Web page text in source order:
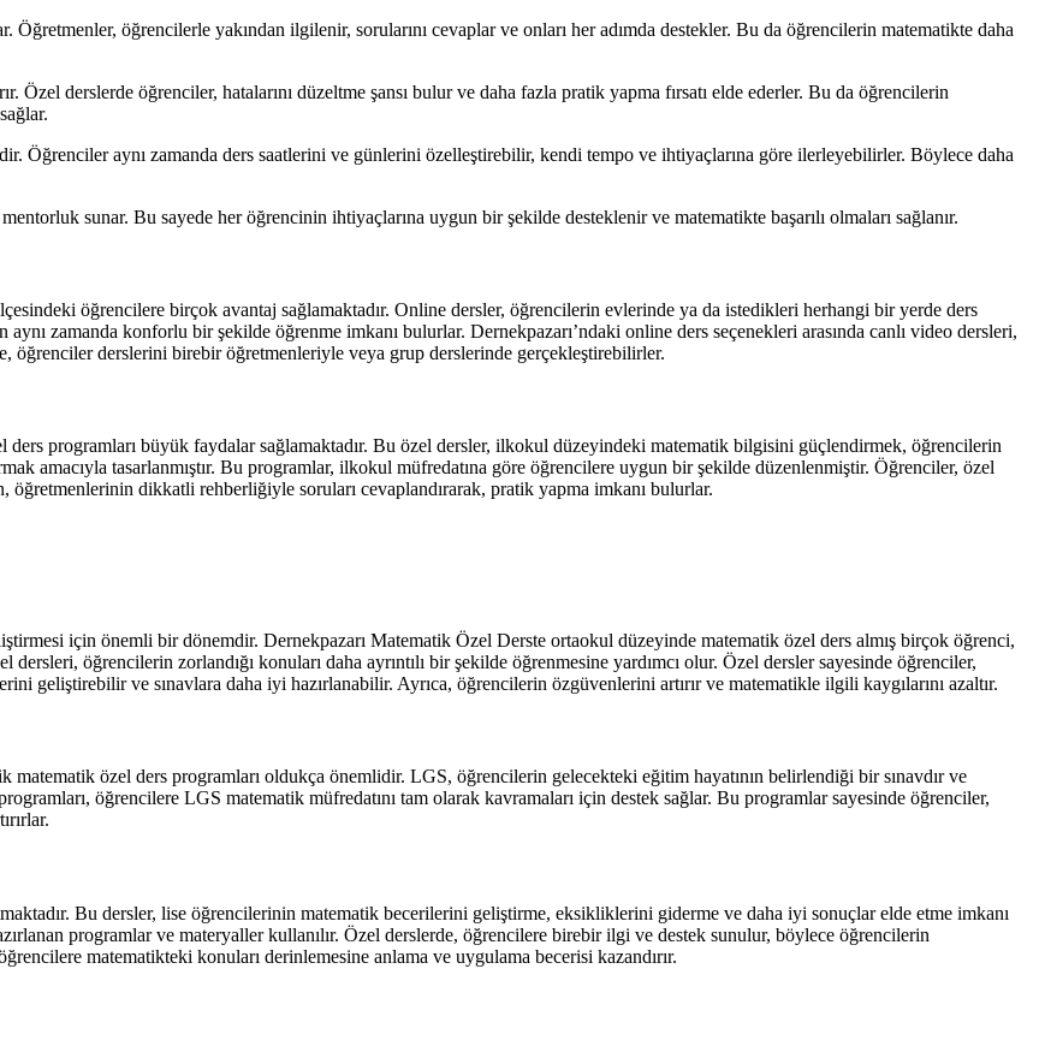
öğrencilerle yakından ilgilenir, sorularını cevaplar ve onları her adımda destekler. Bu da öğrencilerin matematikte daha
Özel derslerde öğrenciler, hatalarını düzeltme şansı bulur ve daha fazla pratik yapma fırsatı elde ederler. Bu da öğrencilerin
Öğrenciler aynı zamanda ders saatlerini ve günlerini özelleştirebilir, kendi tempo ve ihtiyaçlarına göre ilerleyebilirler. Böylece daha
sunar. Bu sayede her öğrencinin ihtiyaçlarına uygun bir şekilde desteklenir ve matematikte başarılı olmaları sağlanır.
öğrencilere birçok avantaj sağlamaktadır. Online dersler, öğrencilerin evlerinde ya da istedikleri herhangi bir yerde ders
zamanda konforlu bir şekilde öğrenme imkanı bulurlar. Dernekpazarı’ndaki online ders seçenekleri arasında canlı video dersleri,
öğrenciler derslerini birebir öğretmenleriyle veya grup derslerinde gerçekleştirebilirler.
programları büyük faydalar sağlamaktadır. Bu özel dersler, ilkokul düzeyindeki matematik bilgisini güçlendirmek, öğrencilerin
amacıyla tasarlanmıştır. Bu programlar, ilkokul müfredatına göre öğrencilere uygun bir şekilde düzenlenmiştir. Öğrenciler, özel
öğretmenlerinin dikkatli rehberliğiyle soruları cevaplandırarak, pratik yapma imkanı bulurlar.
için önemli bir dönemdir. Dernekpazarı Matematik Özel Derste ortaokul düzeyinde matematik özel ders almış birçok öğrenci,
öğrencilerin zorlandığı konuları daha ayrıntılı bir şekilde öğrenmesine yardımcı olur. Özel dersler sayesinde öğrenciler,
geliştirebilir ve sınavlara daha iyi hazırlanabilir. Ayrıca, öğrencilerin özgüvenlerini artırır ve matematikle ilgili kaygılarını azaltır.
özel ders programları oldukça önemlidir. LGS, öğrencilerin gelecekteki eğitim hayatının belirlendiği bir sınavdır ve
öğrencilere LGS matematik müfredatını tam olarak kavramaları için destek sağlar. Bu programlar sayesinde öğrenciler,
Bu dersler, lise öğrencilerinin matematik becerilerini geliştirme, eksikliklerini giderme ve daha iyi sonuçlar elde etme imkanı
programlar ve materyaller kullanılır. Özel derslerde, öğrencilere birebir ilgi ve destek sunulur, böylece öğrencilerin
matematikteki konuları derinlemesine anlama ve uygulama becerisi kazandırır.